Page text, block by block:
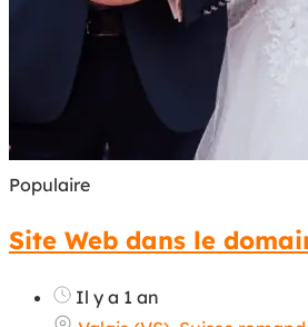
Populaire
Site Web dans le
Il y a 1 an